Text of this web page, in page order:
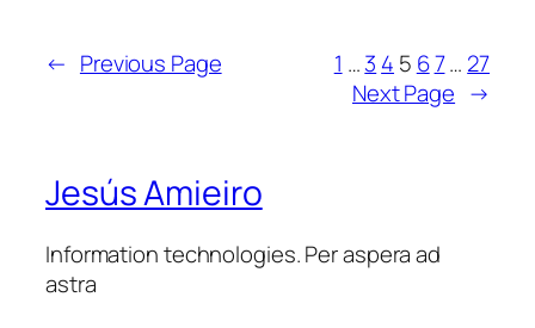
← Previous Page 1 …3 4 5 67… 27
Next Page →
Jesús Amieiro
Information technologies. Per aspera ad
astra